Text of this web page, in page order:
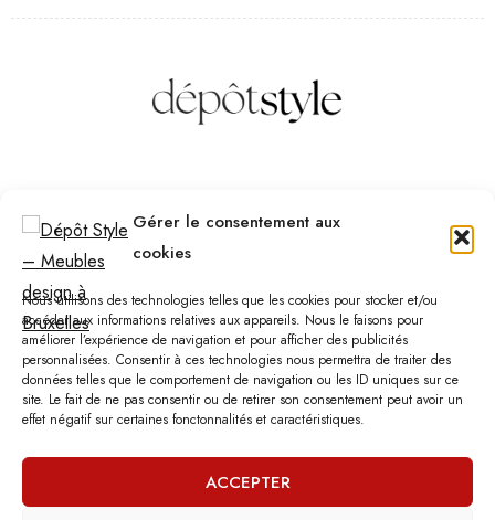
Gérer le consentement aux
cookies
Nous utilisons des technologies telles que les cookies pour stocker et/ou
accéder aux informations relatives aux appareils. Nous le faisons pour
améliorer l’expérience de navigation et pour afficher des publicités
personnalisées. Consentir à ces technologies nous permettra de traiter des
données telles que le comportement de navigation ou les ID uniques sur ce
site. Le fait de ne pas consentir ou de retirer son consentement peut avoir un
effet négatif sur certaines fonctonnalités et caractéristiques.
ACCEPTER
Téléphone : (+32) 2 523 70 59
Email :
Adresse : Rue des Deux Gares 6, 1070 Bruxelles
Heures d’ouverture
Lundi – Samedi :10:00 – 18:30
Vendredi :10:00-13:00 – 15:00 -18:30
Nous sommes fermés les jours fériés.